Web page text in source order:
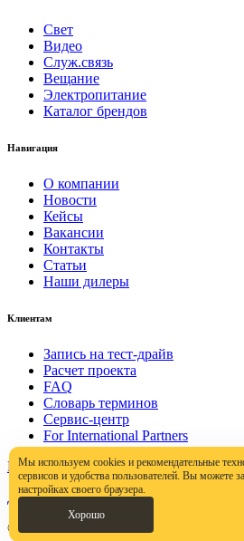
Свет
Видео
Служ.связь
Вещание
Электропитание
Каталог брендов
Навигация
О компании
Новости
Кейсы
Вакансии
Контакты
Статьи
Наши дилеры
Клиентам
Запись на тест-драйв
Расчет проекта
FAQ
Словарь терминов
Сервис-центр
For International Partners
Политика конфиденциальности
Договор публичной оферты
© ООО «Пролэнд Груп», 2000–2023
Мы используем cookies и рекомендательные
сервисов и удобства пользователей. Вы можете
настройках своего браузера.
Хорошо